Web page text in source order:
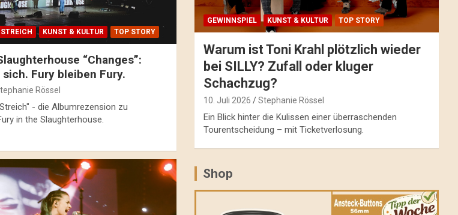
KUNST & KULTUR TOP STORY
“Changes”:
Fury bleiben Fury.
Rössel
- die Albumrezension zu
in the Slaughterhouse.
GEWINNSPIEL KUNST & KULTUR TOP STORY
Warum ist Toni Krahl plötzlich wieder
bei SILLY? Zufall oder kluger
Schachzug?
10. Juli 2026 Stephanie Rössel
Ein Blick hinter die Kulissen einer überraschenden
Tourentscheidung – mit Ticketverlosung.
Shop